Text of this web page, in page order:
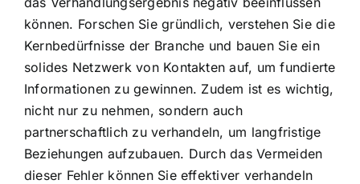
können. Forschen Sie gründlich, verstehen Sie die
Kernbedürfnisse der Branche und bauen Sie ein
solides Netzwerk von Kontakten auf, um fundierte
Informationen zu gewinnen. Zudem ist es wichtig,
nicht nur zu nehmen, sondern auch
partnerschaftlich zu verhandeln, um langfristige
Beziehungen aufzubauen. Durch das Vermeiden
dieser Fehler können Sie effektiver verhandeln